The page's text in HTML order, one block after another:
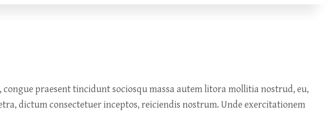
praesent tincidunt sociosqu massa autem litora mollitia nostrud, eu,
dictum consectetuer inceptos, reiciendis nostrum. Unde exercitationem